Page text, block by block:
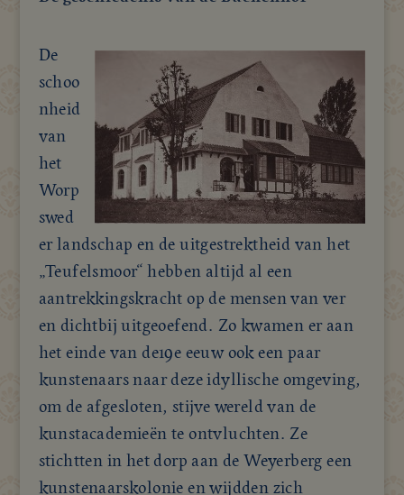
De
schoo
nheid
van
het
Worp
swed
er landschap en de uitgestrektheid van het
„Teufelsmoor“ hebben altijd al een
aantrekkingskracht op de mensen van ver
en dichtbij uitgeoefend. Zo kwamen er aan
het einde van de19e eeuw ook een paar
kunstenaars naar deze idyllische omgeving,
om de afgesloten, stijve wereld van de
kunstacademieën te ontvluchten. Ze
stichtten in het dorp aan de Weyerberg een
kunstenaarskolonie en wijdden zich